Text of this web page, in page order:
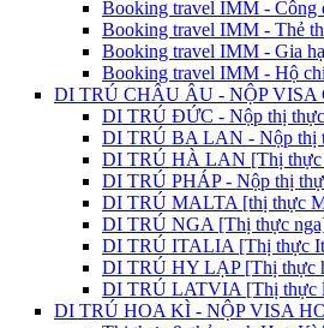
Booking travel IMM - Công
Booking travel IMM - Thẻ
Booking travel IMM - Gia
Booking travel IMM - Hộ
DI TRÚ CHÂU ÂU - NỘP
DI TRÚ ĐỨC - Nộp thị
DI TRÚ BA LAN - Nộp thị
DI TRÚ HÀ LAN [Thị thực
DI TRÚ PHÁP - Nộp thị
DI TRÚ MALTA [thị thực
DI TRÚ NGA [Thị thực
DI TRÚ ITALIA [Thị thực
DI TRÚ HY LẠP [Thị thực
DI TRÚ LATVIA [Thị thực
DI TRÚ HOA KÌ - NỘP VISA